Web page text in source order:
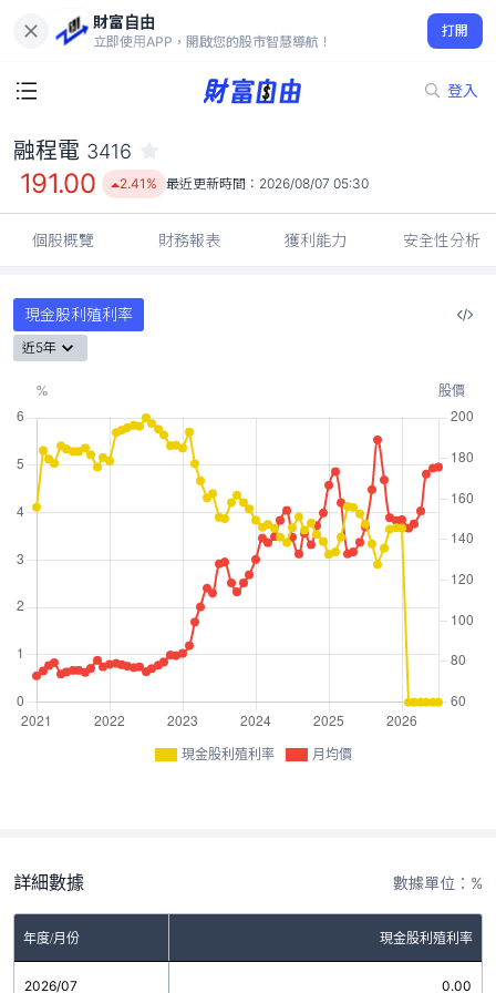
財富自由
立即使用APP，開啟您的股市智慧導航！
打開
登入
191.00
2.41%
融程電 3416
191.00 2.41% 最近更新時間： 2026/08/07 05:30
個股概覽 財務報表 獲利能力 安全性分析
現金股利殖利率
近5年
現金股利殖利率 月均價
詳細數據 數據單位：%
年度/月份 現金股利殖利率
2026/07 0.00